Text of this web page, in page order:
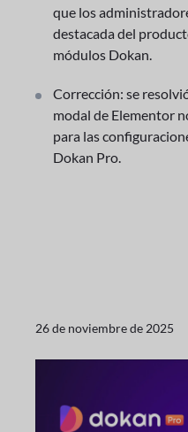
que los
destacada del
módulos Dokan.
Corrección: se
modal de Elementor
para las
Dokan Pro.
26 de noviembre de 2025